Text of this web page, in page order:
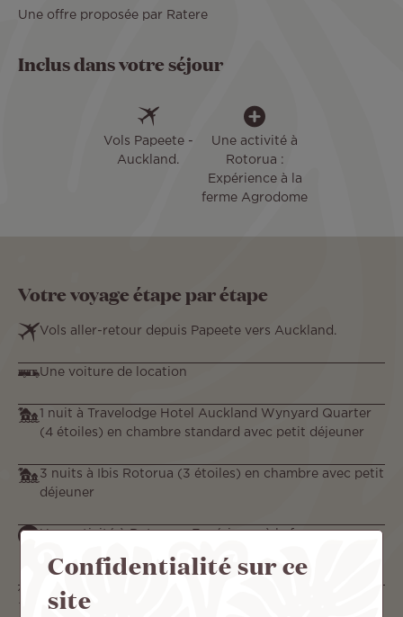
Une offre proposée par Ratere
Inclus dans votre séjour
Vols Papeete -
Auckland.
Une activité à
Rotorua :
Expérience à la
ferme Agrodome
Votre voyage étape par étape
Vols aller-retour depuis Papeete vers Auckland.
Une voiture de location
1 nuit à Travelodge Hotel Auckland Wynyard Quarter
(4 étoiles) en chambre standard avec petit déjeuner
3 nuits à Ibis Rotorua (3 étoiles) en chambre avec petit
déjeuner
3 nuits à Crowne Plaza Auckland by IHG en chambre
Confidentialité sur ce
site